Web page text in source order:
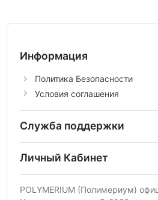
Информация
Политика Безопасности
Условия соглашения
Служба поддержки
Личный Кабинет
POLYMERIUM (Полимериум)